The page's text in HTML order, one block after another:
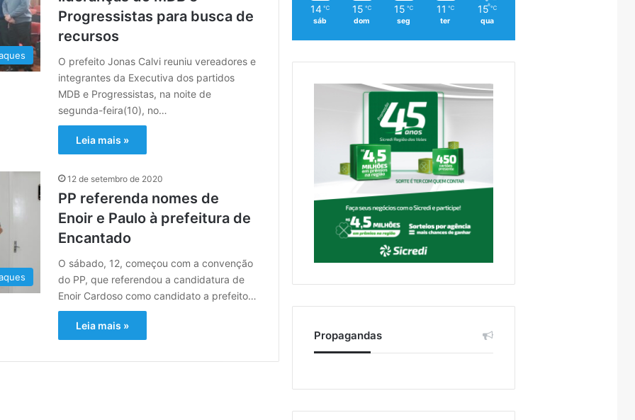
Progressistas para busca de
recursos
O prefeito Jonas Calvi reuniu vereadores e
integrantes da Executiva dos partidos
MDB e Progressistas, na noite de
segunda-feira(10), no…
Leia mais »
12 de setembro de 2020
PP referenda nomes de
Enoir e Paulo à prefeitura de
Encantado
O sábado, 12, começou com a convenção
do PP, que referendou a candidatura de
Enoir Cardoso como candidato a prefeito…
Leia mais »
14 ℃
sáb
15 ℃
dom
15 ℃
seg
11 ℃
ter
15 ℃
qua
Propagandas